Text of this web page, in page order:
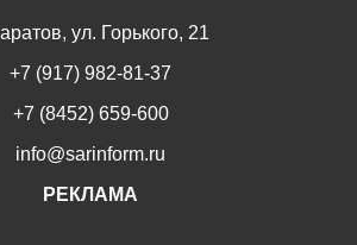
ул. Горького, 21
+7 (917) 982-81-37
+7 (8452) 659-600
info@sarinform.ru
РЕКЛАМА